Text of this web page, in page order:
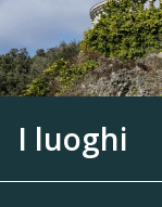
I luoghi